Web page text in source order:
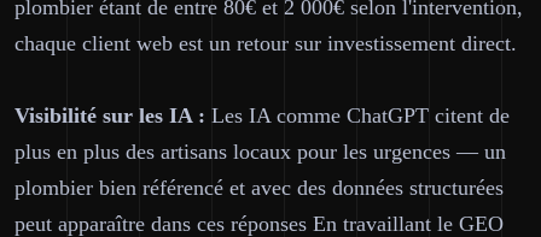
plombier étant de entre 80€ et 2 000€ selon l'intervention,
chaque client web est un retour sur investissement direct.
Visibilité sur les IA : Les IA comme ChatGPT citent de
plus en plus des artisans locaux pour les urgences — un
plombier bien référencé et avec des données structurées
peut apparaître dans ces réponses En travaillant le GEO